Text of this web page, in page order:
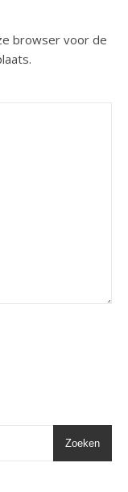
browser voor de
Zoeken